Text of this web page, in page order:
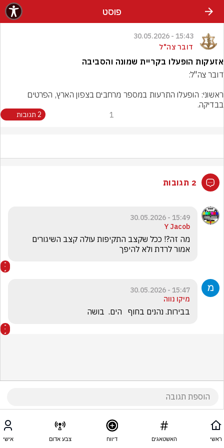
פוסט
15:43 - 30.05.2026
דובר צה"ל
אזעקות הופעלו בקריית שמונה והסביבה
בבדיקה.
1 2 תגובות
2 תגובות
15:49 - 30.05.2026
Y Jacob
אמור לרדת ולא להיפך
15:47 - 30.05.2026
מיקו נווה
בבירות. נהנים בחוף   הים.  בושה
ראשי האשטאגים דיווח צבע אדום אישי